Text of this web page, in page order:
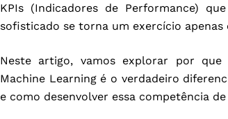
KPIs (Indicadores de Performance)
sofisticado se torna um exercício apenas
Neste artigo, vamos explorar por que
Machine Learning é o verdadeiro
e como desenvolver essa competência